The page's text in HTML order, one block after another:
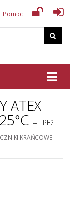
Pomoc
ATEX
-- TPF2
KRAŃCOWE